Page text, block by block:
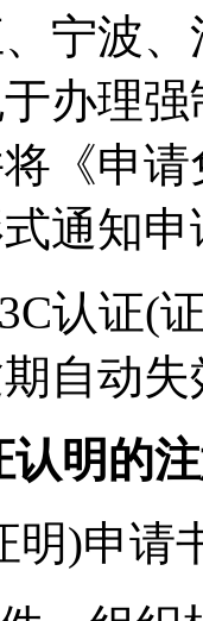
宁波
办理
《申
通知
认证(
自动失
明的
明)申请